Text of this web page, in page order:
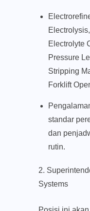
Electrolyte
Pressure
Stripping
Forklift
standar
dan
rutin.
2.
Systems